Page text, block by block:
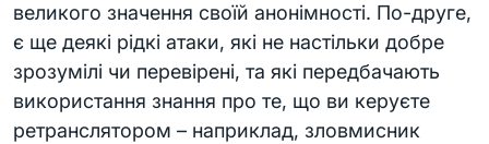
великого значення своїй анонімності. По-друге,
є ще деякі рідкі атаки, які не настільки добре
зрозумілі чи перевірені, та які передбачають
використання знання про те, що ви керуєте
ретранслятором – наприклад, зловмисник